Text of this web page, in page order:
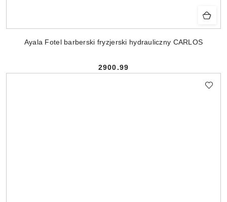
Ayala Fotel barberski fryzjerski hydrauliczny CARLOS
Cena:
2900.99